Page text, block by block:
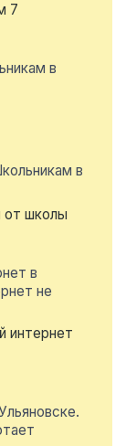
7
в
в
от школы
в
не
интернет